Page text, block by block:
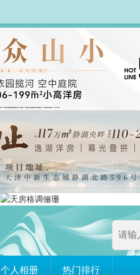
个人相册 热门排行